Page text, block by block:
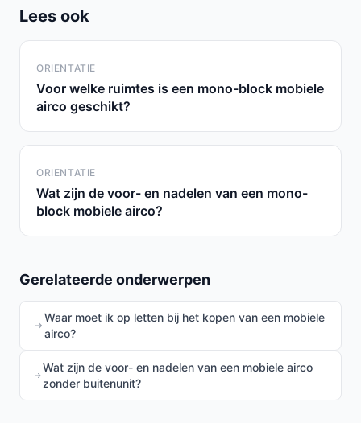
Lees ook
ORIENTATIE
Voor welke ruimtes is een mono-block mobiele
airco geschikt?
ORIENTATIE
Wat zijn de voor- en nadelen van een mono-
block mobiele airco?
Gerelateerde onderwerpen
Waar moet ik op letten bij het kopen van een mobiele
airco?
Wat zijn de voor- en nadelen van een mobiele airco
zonder buitenunit?